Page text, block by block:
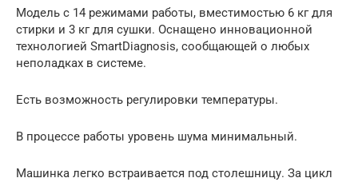
Модель с 14 режимами работы, вместимостью 6 кг для
стирки и 3 кг для сушки. Оснащено инновационной
технологией SmartDiagnosis, сообщающей о любых
неполадках в системе.
Есть возможность регулировки температуры.
В процессе работы уровень шума минимальный.
Машинка легко встраивается под столешницу. За цикл